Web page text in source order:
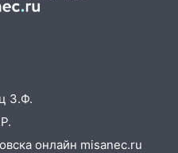
З.Ф.
онлайн misanec.ru